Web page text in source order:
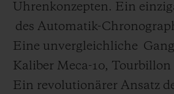
Uhrenkonzepten. Ein
des Automatik-
Eine unvergleichliche
Kaliber Meca-10, Tourbillon
Ein revolutionärer Ansatz